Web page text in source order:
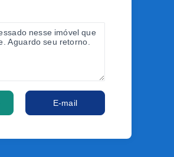
E-mail